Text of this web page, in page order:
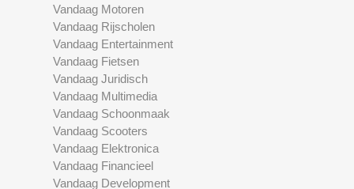
Vandaag Motoren
Vandaag Rijscholen
Vandaag Entertainment
Vandaag Fietsen
Vandaag Juridisch
Vandaag Multimedia
Vandaag Schoonmaak
Vandaag Scooters
Vandaag Elektronica
Vandaag Financieel
Vandaag Development